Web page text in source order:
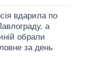
вдарила по
а
обрали
за день